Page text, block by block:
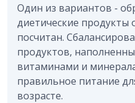
Один из вариантов -
диетические продукты
посчитан.
продуктов,
витаминами и
правильное питание
возрасте.